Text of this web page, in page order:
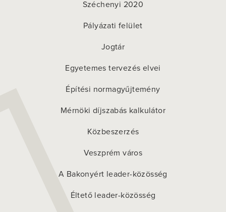
Széchenyi 2020
Pályázati felület
Jogtár
Egyetemes tervezés elvei
Építési normagyűjtemény
Mérnöki díjszabás kalkulátor
Közbeszerzés
Veszprém város
A Bakonyért leader-közösség
Éltető leader-közösség